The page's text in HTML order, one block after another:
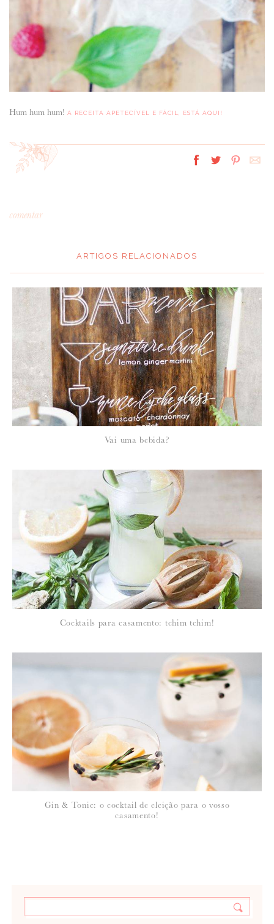
Hum hum hum! A RECEITA APETECÍVEL E FÁCIL, ESTÁ AQUI!
comentar
NOME
Para saber como tratamos e protegemos os seus dados, leia a nossa
política de privacidade
ARTIGOS RELACIONADOS
Vai uma bebida?
Cocktails para casamento: tchim tchim!
Gin & Tonic: o cocktail de eleição para o vosso
casamento!